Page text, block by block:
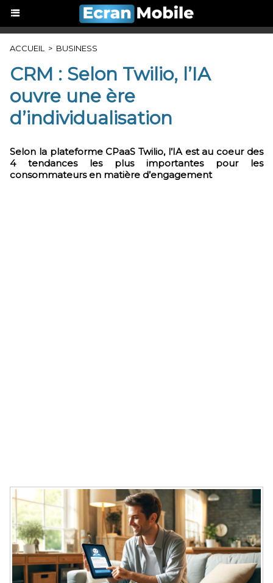
ACCUEIL > BUSINESS
CRM : Selon Twilio, l’IA
ouvre une ère
d’individualisation
Selon la plateforme CPaaS Twilio, l’IA est au coeur des
4 tendances les plus importantes pour les
consommateurs en matière d’engagement